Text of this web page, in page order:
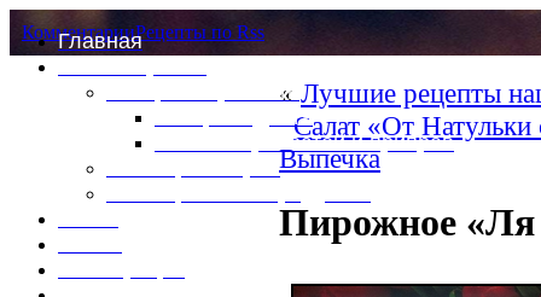
Главная
Специи и пряности
Специи и диета
Каталог пряностей и приправ
Таблица калорий
КомментарииРецепты по Rss
«Лучшие рецепты
Салат «От
Выпечка
Пирожное